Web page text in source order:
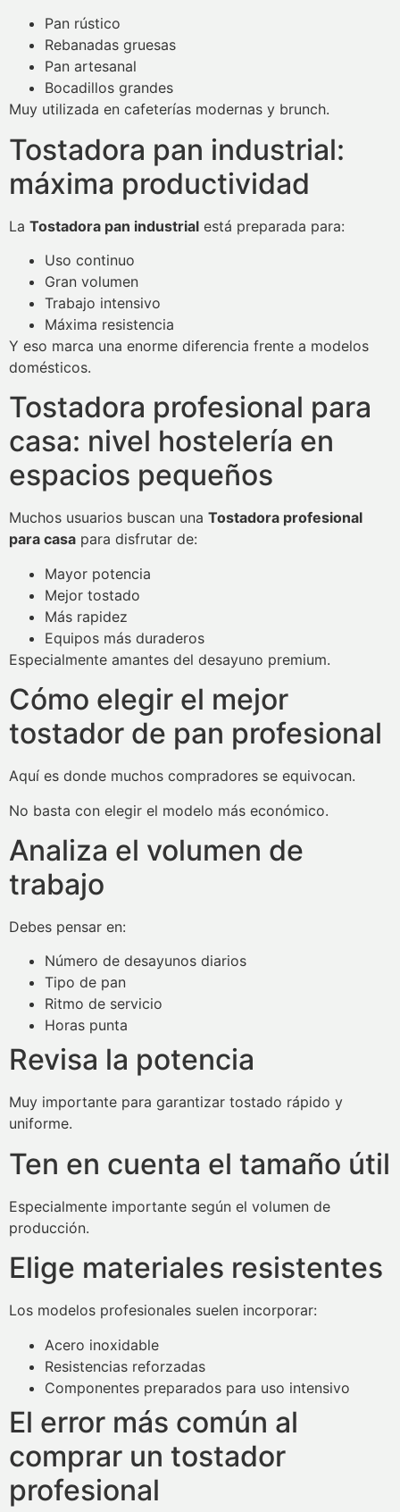
Pan rústico
Rebanadas gruesas
Pan artesanal
Bocadillos grandes
Muy utilizada en cafeterías modernas y brunch.
Tostadora pan industrial:
máxima productividad
La Tostadora pan industrial está preparada para:
Uso continuo
Gran volumen
Trabajo intensivo
Máxima resistencia
Y eso marca una enorme diferencia frente a modelos
domésticos.
Tostadora profesional para
casa: nivel hostelería en
espacios pequeños
Muchos usuarios buscan una Tostadora profesional
para casa para disfrutar de:
Mayor potencia
Mejor tostado
Más rapidez
Equipos más duraderos
Especialmente amantes del desayuno premium.
Cómo elegir el mejor
tostador de pan profesional
Aquí es donde muchos compradores se equivocan.
No basta con elegir el modelo más económico.
Analiza el volumen de
trabajo
Debes pensar en:
Número de desayunos diarios
Tipo de pan
Ritmo de servicio
Horas punta
Revisa la potencia
Muy importante para garantizar tostado rápido y
uniforme.
Ten en cuenta el tamaño útil
Especialmente importante según el volumen de
producción.
Elige materiales resistentes
Los modelos profesionales suelen incorporar:
Acero inoxidable
Resistencias reforzadas
Componentes preparados para uso intensivo
El error más común al
comprar un tostador
profesional